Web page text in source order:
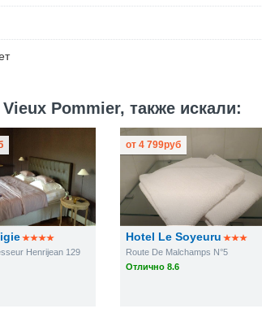
Pommier, также искали:
Henrijean 129
Hotel Le Soyeuru
Route De Malchamps N°5
Отлично 8.6
от4 799руб